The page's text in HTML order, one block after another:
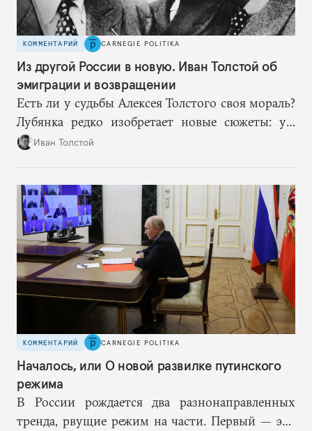
КОММЕНТАРИЙ CARNEGIE POLITIKA
Из другой России в новую. Иван Толстой об
эмиграции и возвращении
Есть ли у судьбы Алексея Толстого своя мораль?
Лубянка редко изобретает новые сюжеты: уж
больно хорошо срабатывают старые.
Иван Толстой
КОММЕНТАРИЙ CARNEGIE POLITIKA
Началось, или О новой развилке путинского
режима
В России рождается два разнонаправленных
тренда, рвущие режим на части. Первый — это